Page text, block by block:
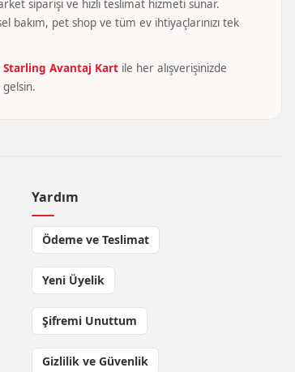
siparişi ve hızlı teslimat hizmeti sunar.
bakım, pet shop ve tüm ev ihtiyaçlarınızı tek
Starling Avantaj Kart ile her alışverişinizde
Yardım
Ödeme ve Teslimat
Yeni Üyelik
Şifremi Unuttum
Gizlilik ve Güvenlik